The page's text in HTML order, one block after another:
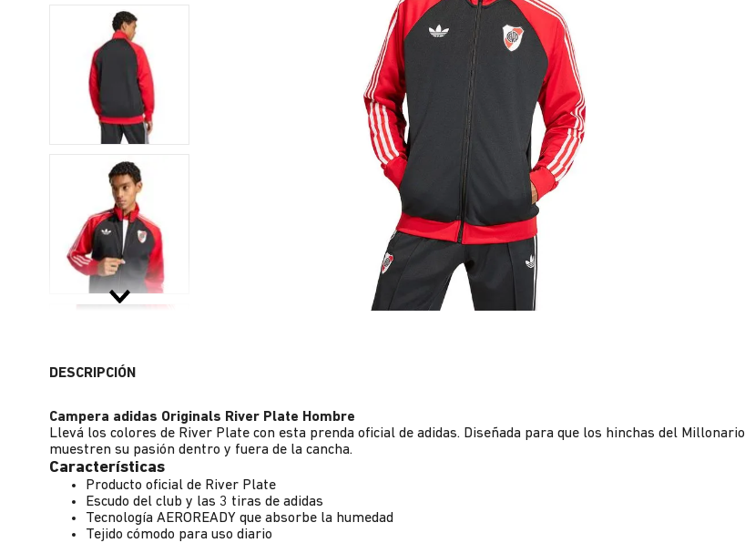
DESCRIPCIÓN
Campera adidas Originals River Plate Hombre
Llevá los colores de River Plate con esta prenda oficial de adidas. Diseñada para que los hinchas del Millonario
muestren su pasión dentro y fuera de la cancha.
Características
Producto oficial de River Plate
Escudo del club y las 3 tiras de adidas
Tecnología AEROREADY que absorbe la humedad
Tejido cómodo para uso diario